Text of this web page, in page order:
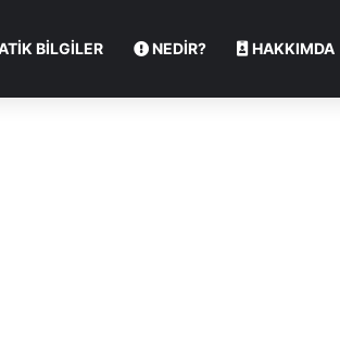
BİLGİLER NEDİR? HAKKIMDA